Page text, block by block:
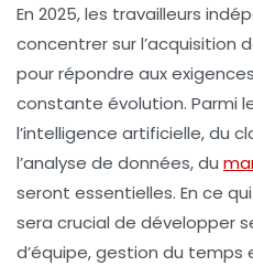
En 2025, les travailleurs
concentrer sur l’acquisition
pour répondre aux
constante évolution. Parmi
l’intelligence artificielle, du
l’analyse de données, du
seront essentielles. En ce
sera crucial de développer
d’équipe,gestion du temps